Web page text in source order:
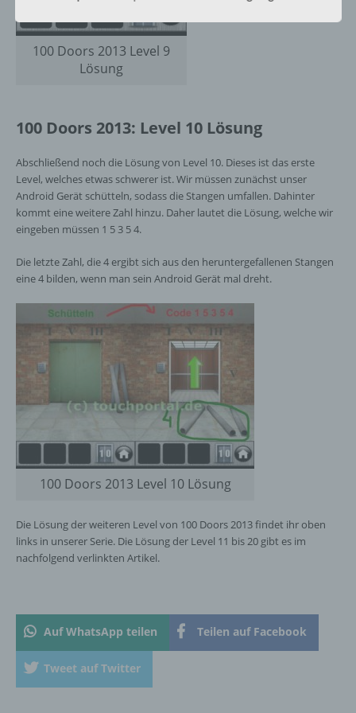
100 Doors 2013 Level 9
Lösung
100 Doors 2013: Level 10 Lösung
Abschließend noch die Lösung von Level 10. Dieses ist das erste
Level, welches etwas schwerer ist. Wir müssen zunächst unser
Android Gerät schütteln, sodass die Stangen umfallen. Dahinter
kommt eine weitere Zahl hinzu. Daher lautet die Lösung, welche wir
eingeben müssen 1 5 3 5 4.
Die letzte Zahl, die 4 ergibt sich aus den heruntergefallenen Stangen
eine 4 bilden, wenn man sein Android Gerät mal dreht.
100 Doors 2013 Level 10 Lösung
Die Lösung der weiteren Level von 100 Doors 2013 findet ihr oben
links in unserer Serie. Die Lösung der Level 11 bis 20 gibt es im
nachfolgend verlinkten Artikel.
Auf WhatsApp teilen Teilen auf Facebook
Tweet auf Twitter
h) Auftragsverarbeiter
Auftragsverarbeiter ist eine natürliche oder
juristische Person, Behörde, Einrichtung
verarbeitet.
i) Empfänger
Empfänger ist eine natürliche oder juristische
Person, Behörde, Einrichtung oder andere
offengelegt werden, unabhängig davon, ob
es sich bei ihr um einen Dritten handelt oder
bestimmten Untersuchungsauftrags nach
dem Unionsrecht oder dem Recht der
Mitgliedstaaten möglicherweise
personenbezogene Daten erhalten, gelten
jedoch nicht als Empfänger.
Dritter ist eine natürliche oder juristische
Person, Behörde, Einrichtung oder andere
und den Personen, die unter der
unmittelbaren Verantwortung des
Verantwortlichen oder des
k) Einwilligung
Einwilligung ist jede von der betroffenen